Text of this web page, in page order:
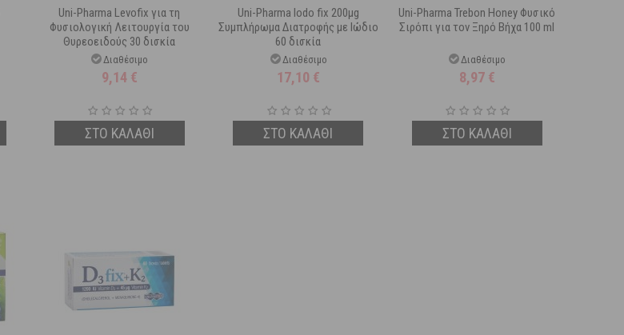
Uni-Pharma Levofix για τη
Φυσιολογική Λειτουργία του
Θυρεοειδούς 30 δισκία
Διαθέσιμο
9,14 €
ΣΤΟ ΚΑΛΑΘΙ
Uni-Pharma Iodo fix 200μg
Συμπλήρωμα Διατροφής με Ιώδιο
60 δισκία
Διαθέσιμο
17,10 €
ΣΤΟ ΚΑΛΑΘΙ
Uni-Pharma Trebon Honey Φυσικό
Σιρόπι για τον Ξηρό Βήχα 100 ml
Διαθέσιμο
8,97 €
ΣΤΟ ΚΑΛΑΘΙ